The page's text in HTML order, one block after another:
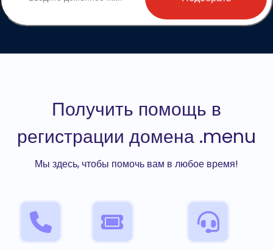
Получить помощь в
регистрации домена .menu
Мы здесь, чтобы помочь вам в любое время!